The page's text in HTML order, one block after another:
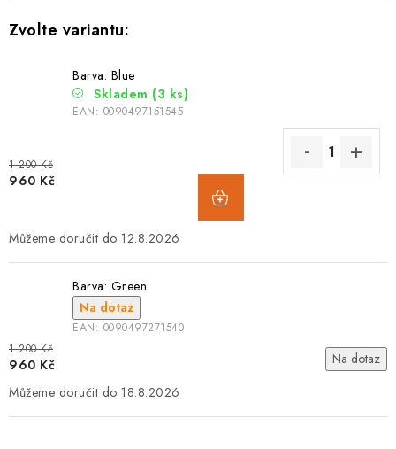
Barva: Blue
Skladem (3 ks)
EAN: 0090497151545
1 200 Kč
960 Kč
12.8.2026
Barva: Green
Na dotaz
EAN: 0090497271540
1 200 Kč
960 Kč
Na dotaz
18.8.2026